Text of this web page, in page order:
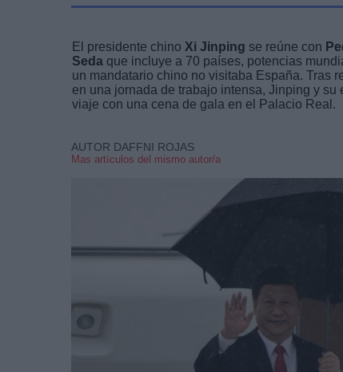
El presidente chino Xi Jinping se reúne con
Seda que incluye a 70 países, potencias
un mandatario chino no visitaba España. Tras
en una jornada de trabajo intensa, Jinping y
viaje con una cena de gala en el Palacio Real.
AUTOR DAFFNI ROJAS
Mas artículos del mismo autor/a